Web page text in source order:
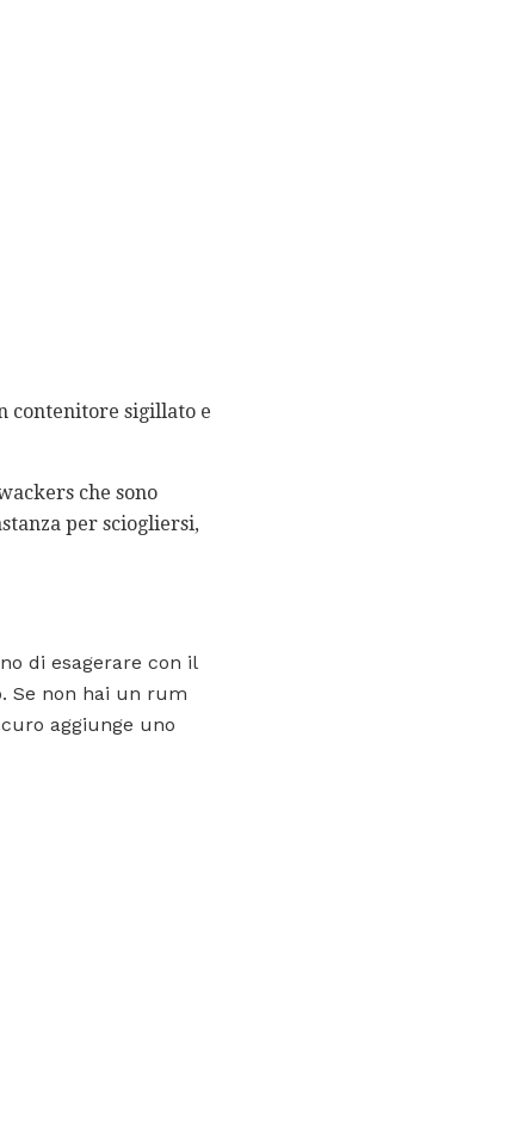
contenitore sigillato e
che sono
per sciogliersi,
di esagerare con il
Se non hai un rum
aggiunge uno